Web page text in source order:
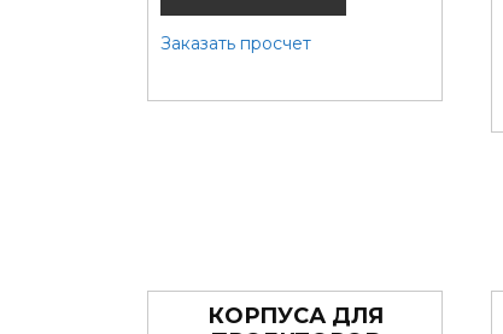
Заказать просчет
КОРПУСА ДЛЯ